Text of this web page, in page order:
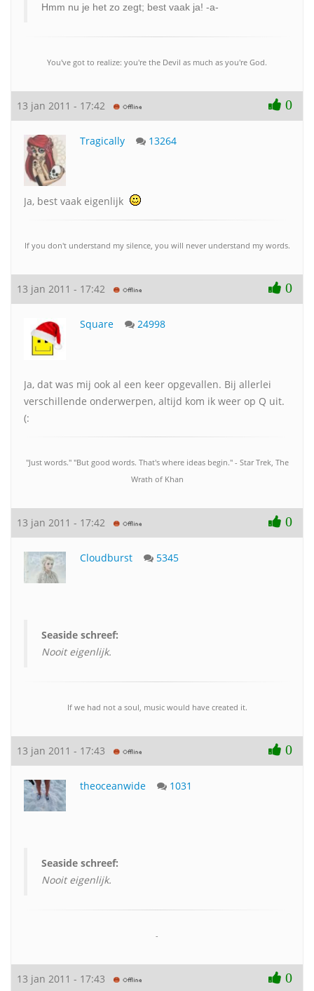
Hmm nu je het zo zegt; best vaak ja! -a-
You've got to realize: you're the Devil as much as you're God.
13 jan 2011 - 17:42 0
Tragically 13264
Ja, best vaak eigenlijk
If you don't understand my silence, you will never understand my words.
13 jan 2011 - 17:42 0
Square 24998
Ja, dat was mij ook al een keer opgevallen. Bij allerlei
verschillende onderwerpen, altijd kom ik weer op Q uit.
(:
"Just words." "But good words. That's where ideas begin." - Star Trek, The
Wrath of Khan
13 jan 2011 - 17:42 0
Cloudburst 5345
Seaside schreef:
Nooit eigenlijk.
If we had not a soul, music would have created it.
13 jan 2011 - 17:43 0
theoceanwide 1031
Seaside schreef:
Nooit eigenlijk.
-
13 jan 2011 - 17:43 0